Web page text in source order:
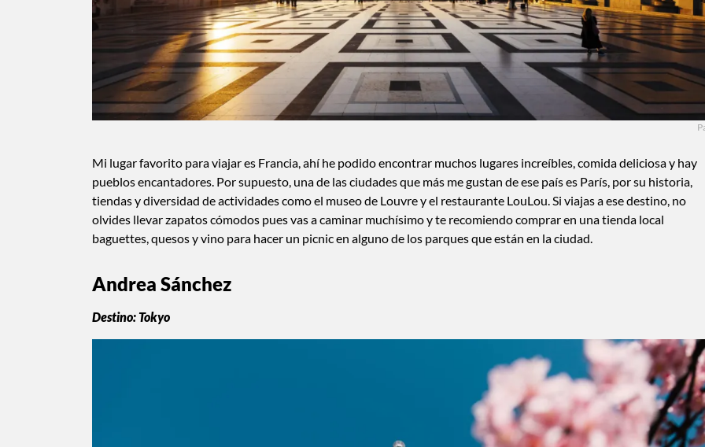
Mi lugar favorito para viajar es Francia, ahí he podido encontrar muchos lugares increíbles, comida deliciosa y hay
pueblos encantadores. Por supuesto, una de las ciudades que más me gustan de ese país es París, por su historia,
tiendas y diversidad de actividades como el museo de Louvre y el restaurante LouLou. Si viajas a ese destino, no
olvides llevar zapatos cómodos pues vas a caminar muchísimo y te recomiendo comprar en una tienda local
baguettes, quesos y vino para hacer un picnic en alguno de los parques que están en la ciudad.
Andrea Sánchez
Destino: Tokyo